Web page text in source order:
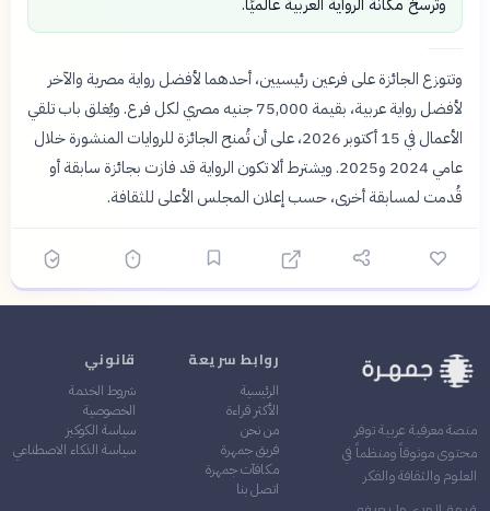
وتتوزع الجائزة على فرعين رئيسيين، أحدهما لأفضل رواية مصرية والآخر
لأفضل رواية عربية، بقيمة 75,000 جنيه مصري لكل فرع. ويُغلق باب تلقي
الأعمال في 15 أكتوبر 2026، على أن تُمنح الجائزة للروايات المنشورة خلال
عامي 2024 و2025. ويشترط ألا تكون الرواية قد فازت بجائزة سابقة أو
قُدمت لمسابقة أخرى، حسب إعلان المجلس الأعلى للثقافة.
منصة معرفية عربية توفر
محتوى موثوقاً ومنظماً في
العلوم والثقافة والفكر
روابط سريعة
الرئيسية
الأكثر قراءة
من نحن
فريق جمهرة
مكافآت جمهرة
اتصل بنا
قانوني
شروط الخدمة
الخصوصية
سياسة الكوكيز
سياسة الذكاء الاصطناعي